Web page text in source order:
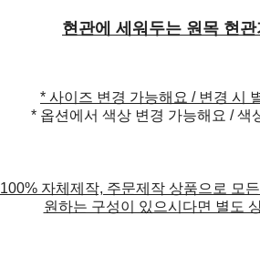
현관에 세워두는 원목 현
* 사이즈 변경 가능해요 / 변경 시
* 옵션에서 색상 변경 가능해요 / 색
100% 자체제작, 주문제작 상품으로 모
원하는 구성이 있으시다면 별도